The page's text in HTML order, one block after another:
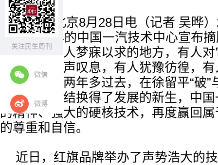
关注民生周刊
微信
微博
新华网北京8月28日电（记者 吴晔
走过了67年的中国一汽技术中心宣布
让多少汽车人梦寐以求的地方，有人
是无奈的一声叹息，有人犹豫彷徨，
生的征程。两年多过去，在徐留平“破”
旧体制的终结换得了发展的新生，中
的精神、强大的硬核技术，再度赢回属
的尊重和自信。
近日，红旗品牌举办了声势浩大的